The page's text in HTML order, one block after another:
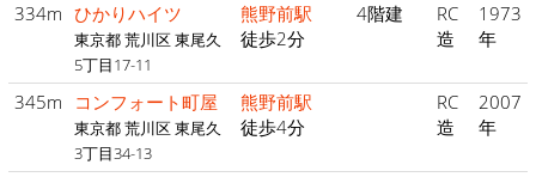
334m ひかりハイツ
東京都 荒川区 東尾久
5丁目17-11
熊野前駅
徒歩2分
4階建
RC
造
1973
年
345m コンフォート町屋
東京都 荒川区 東尾久
3丁目34-13
熊野前駅
徒歩4分
RC
造
2007
年